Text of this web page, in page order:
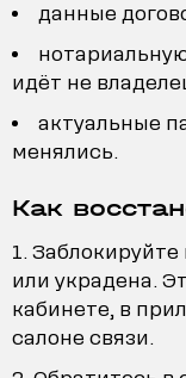
данные
идёт не
актуальные
менялись.
Как
Заблокируйте
или украдена.
кабинете, в
салоне связи.